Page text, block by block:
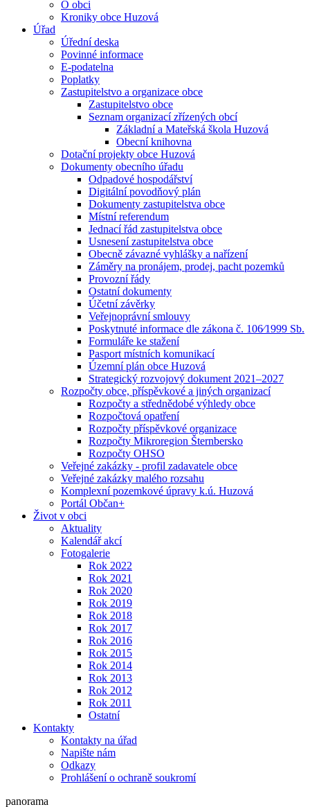
O obci
Kroniky obce Huzová
Úřad
Úřední deska
Povinné informace
E-podatelna
Poplatky
Zastupitelstvo a organizace obce
Zastupitelstvo obce
Seznam organizací zřízených obcí
Základní a Mateřská škola Huzová
Obecní knihovna
Dotační projekty obce Huzová
Dokumenty obecního úřadu
Odpadové hospodářství
Digitální povodňový plán
Dokumenty zastupitelstva obce
Místní referendum
Jednací řád zastupitelstva obce
Usnesení zastupitelstva obce
Obecně závazné vyhlášky a nařízení
Záměry na pronájem, prodej, pacht pozemků
Provozní řády
Ostatní dokumenty
Účetní závěrky
Veřejnoprávní smlouvy
Poskytnuté informace dle zákona č. 106⁄1999 Sb.
Formuláře ke stažení
Pasport místních komunikací
Územní plán obce Huzová
Strategický rozvojový dokument 2021–2027
Rozpočty obce, příspěvkové a jiných organizací
Rozpočty a střednědobé výhledy obce
Rozpočtová opatření
Rozpočty příspěvkové organizace
Rozpočty Mikroregion Šternbersko
Rozpočty OHSO
Veřejné zakázky - profil zadavatele obce
Veřejné zakázky malého rozsahu
Komplexní pozemkové úpravy k.ú. Huzová
Portál Občan+
Život v obci
Aktuality
Kalendář akcí
Fotogalerie
Rok 2022
Rok 2021
Rok 2020
Rok 2019
Rok 2018
Rok 2017
Rok 2016
Rok 2015
Rok 2014
Rok 2013
Rok 2012
Rok 2011
Ostatní
Kontakty
Kontakty na úřad
Napište nám
Odkazy
Prohlášení o ochraně soukromí
panorama